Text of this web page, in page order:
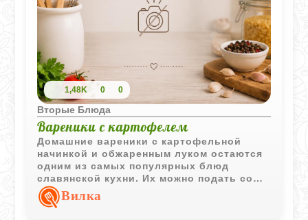
1,48K 0 0
Вторые Блюда
Вареники с картофелем
Домашние вареники с картофельной
начинкой и обжаренным луком остаются
одним из самых популярных блюд
славянской кухни. Их можно подать со
сметаной или растопленным маслом.
Вилка